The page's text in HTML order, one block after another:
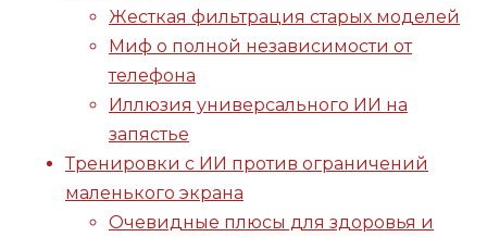
Жесткая фильтрация старых моделей
Миф о полной независимости от
телефона
Иллюзия универсального ИИ на
запястье
Тренировки с ИИ против ограничений
маленького экрана
Очевидные плюсы для здоровья и